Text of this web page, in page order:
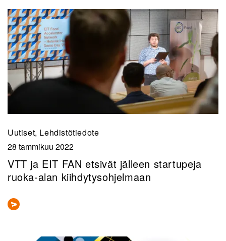
Uutiset, Lehdistötiedote
28 tammikuu 2022
VTT ja EIT FAN etsivät jälleen startupeja
ruoka-alan kiihdytysohjelmaan